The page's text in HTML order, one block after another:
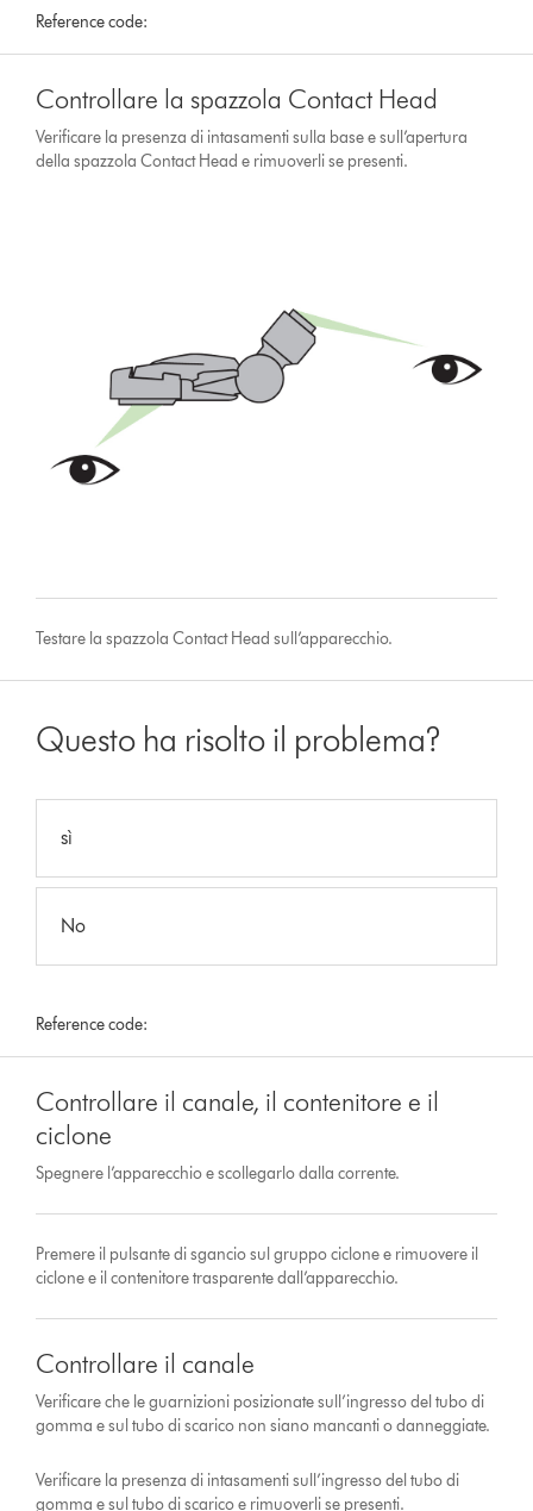
Reference code:
Controllare la spazzola Contact Head
Verificare la presenza di intasamenti sulla base e sull’apertura
della spazzola Contact Head e rimuoverli se presenti.
Testare la spazzola Contact Head sull’apparecchio.
Questo ha risolto il problema?
sì
No
Reference code:
Controllare il canale, il contenitore e il
ciclone
Spegnere l’apparecchio e scollegarlo dalla corrente.
Premere il pulsante di sgancio sul gruppo ciclone e rimuovere il
ciclone e il contenitore trasparente dall’apparecchio.
Controllare il canale
Verificare che le guarnizioni posizionate sull’ingresso del tubo di
gomma e sul tubo di scarico non siano mancanti o danneggiate.
Verificare la presenza di intasamenti sull’ingresso del tubo di
gomma e sul tubo di scarico e rimuoverli se presenti.